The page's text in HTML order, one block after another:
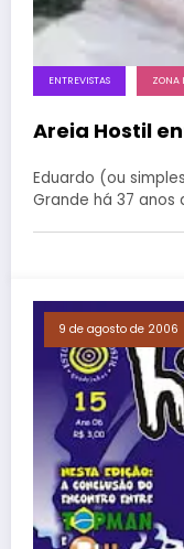
ENTREVISTAS ZONA
Areia Hostil
Eduardo (ou
Grande há 37 anos
9 de agosto de 2006